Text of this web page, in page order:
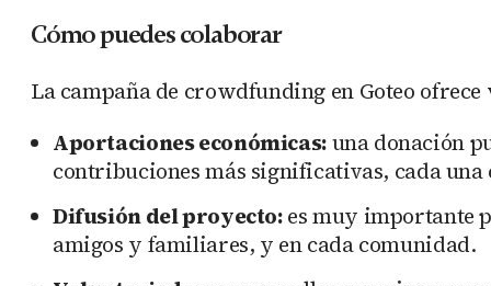
Cómo puedes colaborar
La campaña de crowdfunding en Goteo ofrece
Aportaciones económicas:una donación
contribuciones más significativas, cada una
Difusión del proyecto:es muy importante
amigos y familiares, y en cada comunidad.